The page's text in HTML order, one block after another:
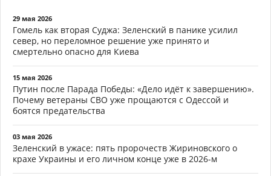
29 мая 2026
Гомель как вторая Суджа: Зеленский в панике усилил
север, но переломное решение уже принято и
смертельно опасно для Киева
15 мая 2026
Путин после Парада Победы: «Дело идёт к завершению».
Почему ветераны СВО уже прощаются с Одессой и
боятся предательства
03 мая 2026
Зеленский в ужасе: пять пророчеств Жириновского о
крахе Украины и его личном конце уже в 2026-м